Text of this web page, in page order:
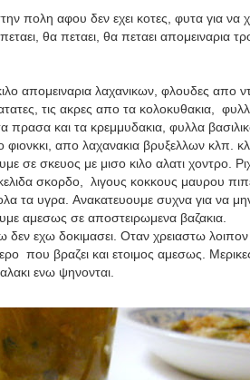
πολη αφου δεν εχει κοτες, φυτα για να
θα πεταει, θα πεταει απομειναρια
απομειναρια λαχανικων, φλουδες απο
τις ακρες απο τα κολοκυθακια,
και τα κρεμμυδακια, φυλλα
απο λαχανακια βρυξελλων κλπ.
σε σκευος με μισο κιλο αλατι χοντρο.
σκορδο, λιγους κοκκους μαυρου
τα υγρα. Aνακατευουμε συχνα για να
αμεσως σε αποστειρωμενα βαζακια.
εχω δοκιμασει. Οταν χρειαστω
που βραζει και ετοιμος αμεσως.
ενω ψηνονται.